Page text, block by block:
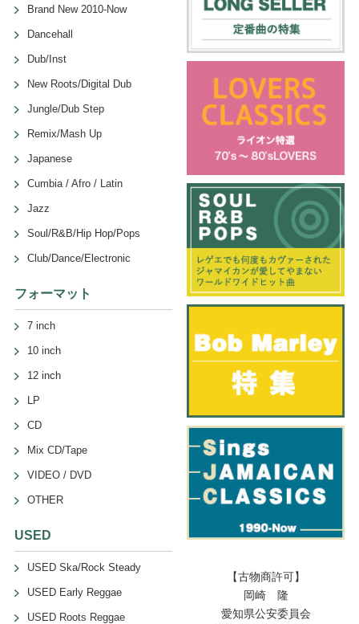
Brand New 2010-Now
Dancehall
Dub/Inst
New Roots/Digital Dub
Jungle/Dub Step
Remix/Mash Up
Japanese
Cumbia / Afro / Latin
Jazz
Soul/R&B/Hip Hop/Pops
Club/Dance/Electronic
フォーマット
7 inch
10 inch
12 inch
LP
CD
Mix CD/Tape
VIDEO / DVD
OTHER
USED
USED Ska/Rock Steady
USED Early Reggae
USED Roots Reggae
【古物商許可】
岡崎 隆
愛知県公安委員会